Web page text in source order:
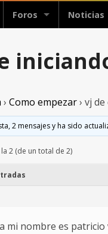
Foros Noticias
› Como empezar› vj de
2 mensajes y ha sido
2 (de un total de 2)
mi nombre es patricio